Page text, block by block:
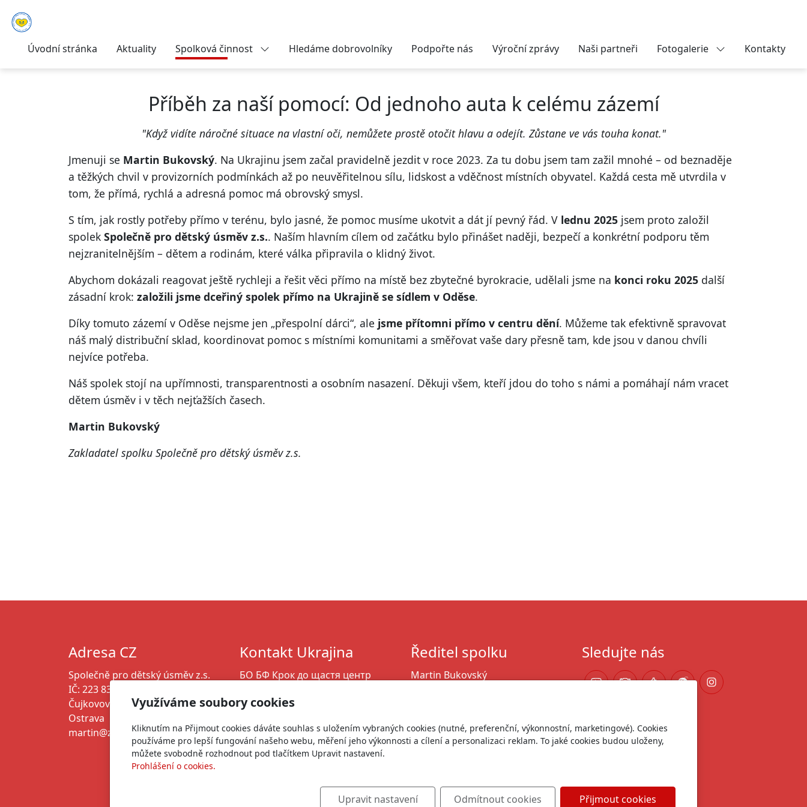
Úvodní stránka Aktuality Spolková činnost Hledáme dobrovolníky Podpořte nás Výroční zprávy Naši partneři Fotogalerie Kontakty
Příběh za naší pomocí: Od jednoho auta k celému zázemí
"Když vidíte náročné situace na vlastní oči, nemůžete prostě otočit hlavu a odejít. Zůstane ve vás touha konat."
Jmenuji se Martin Bukovský. Na Ukrajinu jsem začal pravidelně jezdit v roce 2023. Za tu dobu jsem tam zažil mnohé – od beznaděje
a těžkých chvil v provizorních podmínkách až po neuvěřitelnou sílu, lidskost a vděčnost místních obyvatel. Každá cesta mě utvrdila v
tom, že přímá, rychlá a adresná pomoc má obrovský smysl.
S tím, jak rostly potřeby přímo v terénu, bylo jasné, že pomoc musíme ukotvit a dát jí pevný řád. V lednu 2025 jsem proto založil
spolek Společně pro dětský úsměv z.s.. Naším hlavním cílem od začátku bylo přinášet naději, bezpečí a konkrétní podporu těm
nejzranitelnějším – dětem a rodinám, které válka připravila o klidný život.
Abychom dokázali reagovat ještě rychleji a řešit věci přímo na místě bez zbytečné byrokracie, udělali jsme na konci roku 2025 další
zásadní krok: založili jsme dceřiný spolek přímo na Ukrajině se sídlem v Oděse.
Díky tomuto zázemí v Oděse nejsme jen „přespolní dárci“, ale jsme přítomni přímo v centru dění. Můžeme tak efektivně spravovat
náš malý distribuční sklad, koordinovat pomoc s místními komunitami a směřovat vaše dary přesně tam, kde jsou v danou chvíli
nejvíce potřeba.
Náš spolek stojí na upřímnosti, transparentnosti a osobním nasazení. Děkuji všem, kteří jdou do toho s námi a pomáhají nám vracet
dětem úsměv i v těch nejťažších časech.
Martin Bukovský
Zakladatel spolku Společně pro dětský úsměv z.s.
Adresa CZ
Společně pro dětský úsměv z.s.
IČ: 223 833 52
Čujkovova 1714/21, 700 30
Ostrava
martin@zivotnaukrajine.cz
Kontakt Ukrajina
БО БФ Крок до щастя центр
martin.bukovsky@ukr.net
Ředitel spolku
Martin Bukovský
Sledujte nás
Využíváme soubory cookies
Kliknutím na Přijmout cookies dáváte souhlas s uložením vybraných cookies (nutné, preferenční, výkonnostní, marketingové). Cookies
používáme pro lepší fungování našeho webu, měření jeho výkonnosti a cílení a personalizaci reklam. To jaké cookies budou uloženy,
můžete svobodně rozhodnout pod tlačítkem Upravit nastavení.
Prohlášení o cookies.
Upravit nastavení Odmítnout cookies Přijmout cookies